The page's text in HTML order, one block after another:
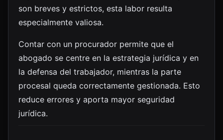
son breves y estrictos, esta labor resulta
especialmente valiosa.
Contar con un procurador permite que el
abogado se centre en la estrategia jurídica y en
la defensa del trabajador, mientras la parte
procesal queda correctamente gestionada. Esto
reduce errores y aporta mayor seguridad
jurídica.